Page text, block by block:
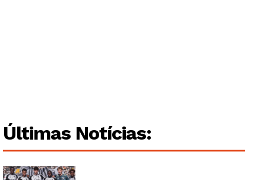
Últimas Notícias: